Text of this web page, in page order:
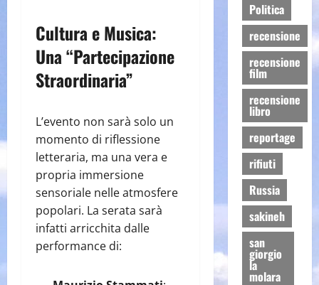
​Cultura e Musica:
Una “Partecipazione
Straordinaria”
​L’evento non sarà solo un
momento di riflessione
letteraria, ma una vera e
propria immersione
sensoriale nelle atmosfere
popolari. La serata sarà
infatti arricchita dalle
performance di:
Politica
recensione
recensione
film
recensione
libro
reportage
rifiuti
Russia
sakineh
san
giorgio
la
molara